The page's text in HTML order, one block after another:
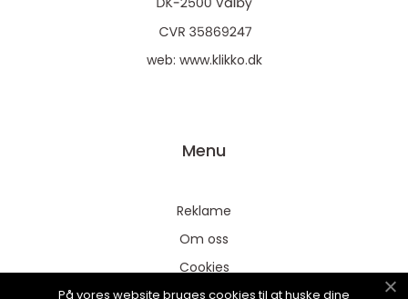
web: www.klikko.dk
Menu
Reklame
Om oss
Cookies
Kontakt Oss
På vores website bruges cookies til at huske dine